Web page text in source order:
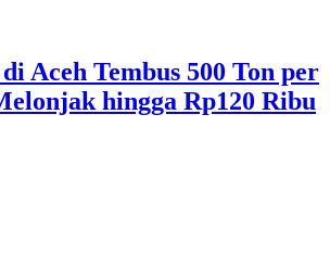
Aceh Tembus 500 Ton per
hingga Rp120 Ribu